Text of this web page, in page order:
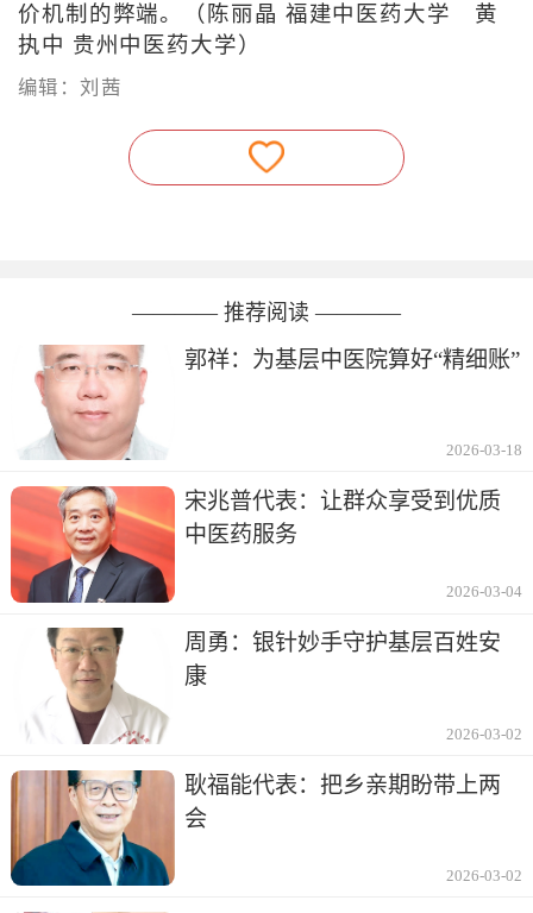
价机制的弊端。（ 陈丽晶 福建中医药大学 黄
执中 贵州中医药大学 ）
编辑：刘茜
———— 推荐阅读 ————
郭祥：为基层中医院算好“精细账”
2026-03-18
宋兆普代表：让群众享受到优质
中医药服务
2026-03-04
周勇：银针妙手守护基层百姓安
康
2026-03-02
耿福能代表：把乡亲期盼带上两
会
2026-03-02